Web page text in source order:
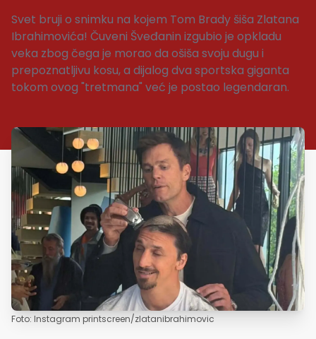
Svet bruji o snimku na kojem Tom Brady šiša Zlatana
Ibrahimovića! Čuveni Šveđanin izgubio je opkladu
veka zbog čega je morao da ošiša svoju dugu i
prepoznatljivu kosu, a dijalog dva sportska giganta
tokom ovog "tretmana" već je postao legendaran.
Foto: Instagram printscreen/zlatanibrahimovic